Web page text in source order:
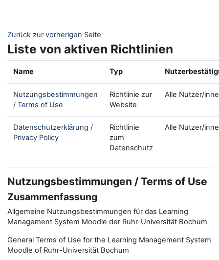
Zurück zur vorherigen Seite
Liste von aktiven Richtlinien
Name Typ
Nutzungsbestimmungen
/ Terms of Use
Richtlinie zur
Website
Alle Nutzer/
Datenschutzerklärung /
Privacy Policy
Richtlinie
zum
Datenschutz
Alle Nutzer/
Nutzungsbestimmungen / Terms of Use
Zusammenfassung
Allgemeine Nutzungsbestimmungen für das Learning
Management System Moodle der Ruhr-Universität Bochum
General Terms of Use for the Learning Management System
Moodle of Ruhr-Universität Bochum